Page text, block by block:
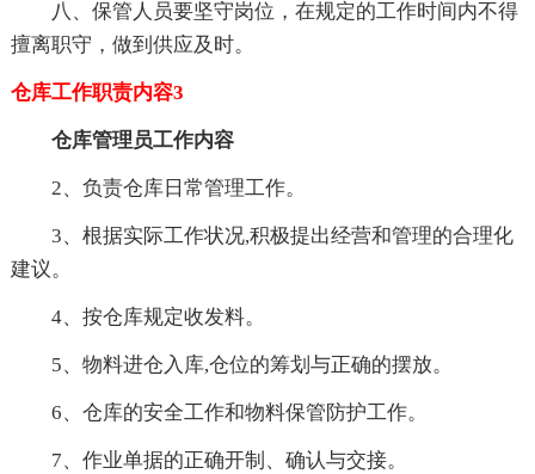
八、保管人员要坚守岗位，在规定的工作时间内不得
擅离职守，做到供应及时。
仓库工作职责内容3
仓库管理员工作内容
2、负责仓库日常管理工作。
3、根据实际工作状况,积极提出经营和管理的合理化
建议。
4、按仓库规定收发料。
5、物料进仓入库,仓位的筹划与正确的摆放。
6、仓库的安全工作和物料保管防护工作。
7、作业单据的正确开制、确认与交接。